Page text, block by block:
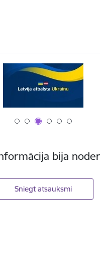
bija
Sniegt atsauksmi